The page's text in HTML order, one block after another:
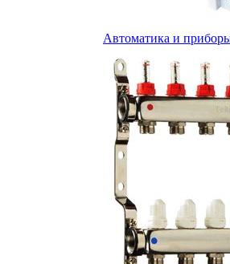
Автоматика и